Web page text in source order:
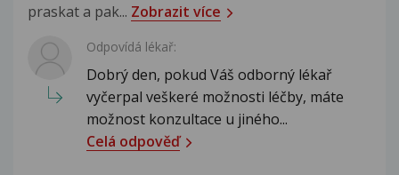
praskat a pak... Zobrazit více
Odpovídá lékař:
Dobrý den, pokud Váš odborný lékař
vyčerpal veškeré možnosti léčby, máte
možnost konzultace u jiného...
Celá odpověď